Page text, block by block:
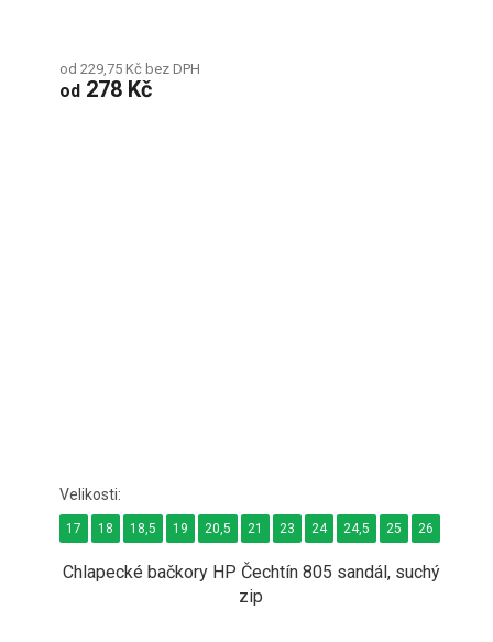
od 229,75 Kč bez DPH
od 278 Kč
Chlapecké bačkory HP Čechtín 805 sandál, suchý
zip
17 18 18,5 19 20,5 21 23 24 24,5 25 26